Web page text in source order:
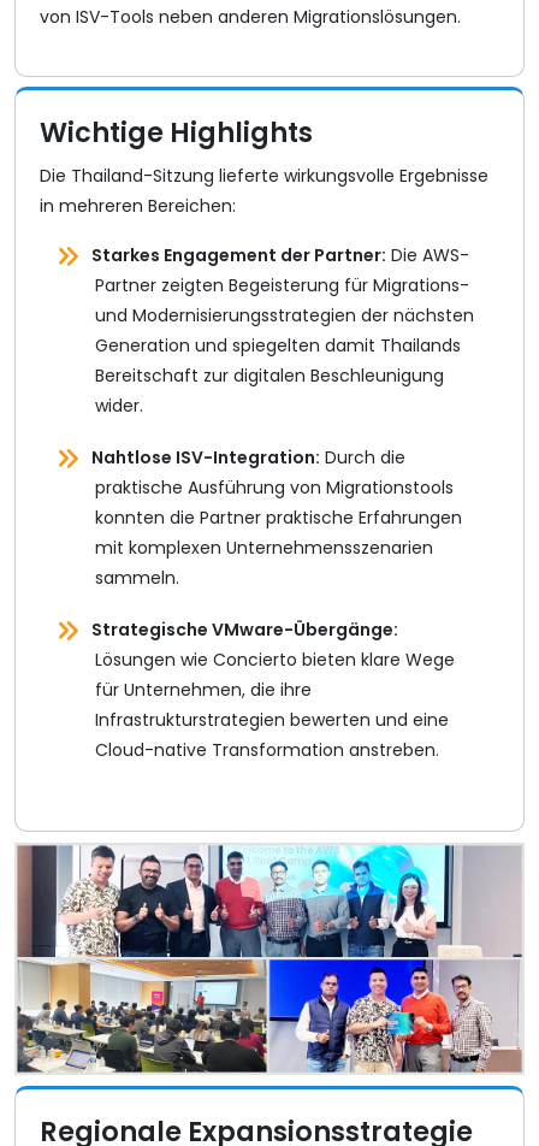
von ISV-Tools neben anderen Migrationslösungen.
Wichtige Highlights
Die Thailand-Sitzung lieferte wirkungsvolle Ergebnisse
in mehreren Bereichen:
Starkes Engagement der Partner: Die AWS-
Partner zeigten Begeisterung für Migrations-
und Modernisierungsstrategien der nächsten
Generation und spiegelten damit Thailands
Bereitschaft zur digitalen Beschleunigung
wider.
Nahtlose ISV-Integration: Durch die
praktische Ausführung von Migrationstools
konnten die Partner praktische Erfahrungen
mit komplexen Unternehmensszenarien
sammeln.
Strategische VMware-Übergänge:
Lösungen wie Concierto bieten klare Wege
für Unternehmen, die ihre
Infrastrukturstrategien bewerten und eine
Cloud-native Transformation anstreben.
Regionale Expansionsstrategie